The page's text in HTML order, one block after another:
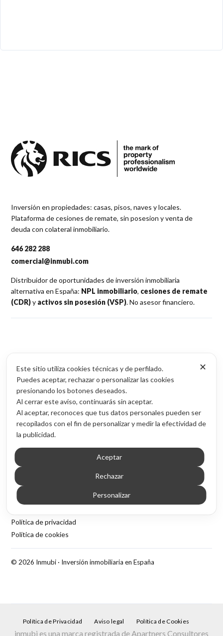
Inversión en propiedades: casas, pisos, naves y locales.
Plataforma de cesiones de remate, sin posesion y venta de
deuda con colateral inmobiliario.
646 282 288
comercial@inmubi.com
Distribuidor de oportunidades de inversión inmobiliaria
alternativa en España: NPL inmobiliario, cesiones de remate
(CDR)y activos sin posesión (VSP). No asesor financiero.
Oportunidades
NPL inmobiliario
Cesiones de remate (CDR)
Activos sin posesión (VSP)
Acceso por provincia
Blog de inversión inmobiliaria
Sobre Inmubi
Legal
Política de privacidad
Política de cookies
© 2026 Inmubi · Inversión inmobiliaria en España
Política de Privacidad Aviso legal Política de Cookies
inmubi es una marca registrada de Apartners Consultores
✕
Este sitio utiliza cookies técnicas y de perfilado.
Puedes aceptar, rechazar o personalizar las cookies
presionando los botones deseados.
Al cerrar este aviso, continuarás sin aceptar.
Al aceptar, reconoces que tus datos personales pueden ser
recopilados con el fin de personalizar y medir la efectividad de
la publicidad.
Aceptar
Rechazar
Personalizar